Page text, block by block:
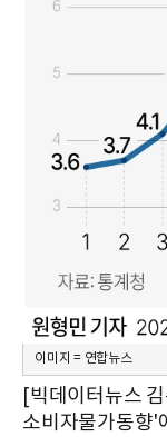
이미지 = 연합뉴스
[빅데이터뉴스
소비자물가동향'